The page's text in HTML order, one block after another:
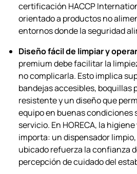
certificación HACCP
orientado a productos no
entornos donde la seguridad
Diseño fácil de limpiar y
premium debe facilitar la
no complicarla. Esto implica
bandejas accesibles, boquillas
resistente y un diseño que
equipo en buenas condiciones
servicio. En HORECA, la
importa: un dispensador
ubicado refuerza la confianza
percepción de cuidado del